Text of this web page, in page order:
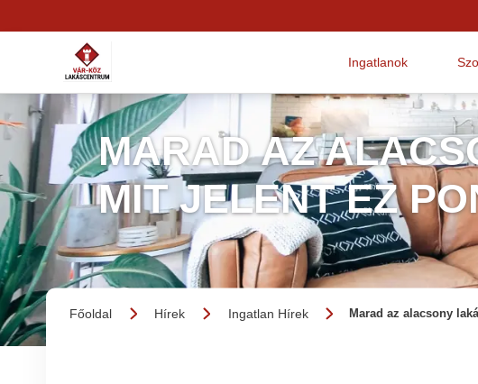
Ingatlanok
MARAD AZ
MIT JELENT EZ
Főoldal Hírek Ingatlan Hírek Marad az alacsony